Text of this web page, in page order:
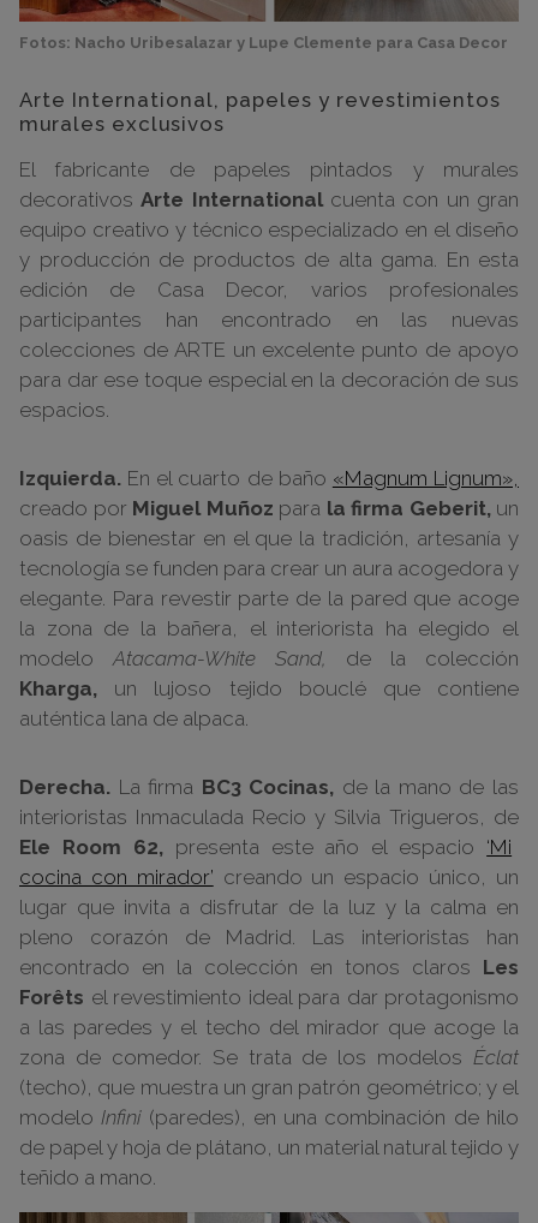
Fotos: Nacho Uribesalazar y Lupe Clemente para Casa Decor
Arte International, papeles y revestimientos
murales exclusivos
El fabricante de papeles pintados y murales
decorativosArte Internationalcuenta con un gran
equipo creativo y técnico especializado en el diseño
y producción de productos de alta gama. En esta
edición de Casa Decor, varios profesionales
participantes han encontrado en las nuevas
colecciones de ARTE un excelente punto de apoyo
para dar ese toque especial en la decoración de sus
espacios.
Izquierda. En el cuarto de baño «Magnum Lignum»,
creado por Miguel Muñoz para la firma Geberit,un
oasis de bienestar en el que la tradición, artesanía y
tecnología se funden para crear un aura acogedora y
elegante. Para revestir parte de la pared que acoge
la zona de la bañera, el interiorista ha elegido el
modeloAtacama-White Sand, de la colección
Kharga, un lujoso tejido bouclé que contiene
auténtica lana de alpaca.
Derecha. La firma BC3 Cocinas, de la mano de las
interioristas Inmaculada Recio y Silvia Trigueros, de
Ele Room 62,presenta este año el espacio ‘Mi
cocina con mirador’ creando un espacio único, un
lugar que invita a disfrutar de la luz y la calma en
pleno corazón de Madrid. Las interioristas han
encontrado en la colección en tonos claros Les
Forêts el revestimiento ideal para dar protagonismo
a las paredes y el techo del mirador que acoge la
zona de comedor. Se trata de los modelos Éclat
(techo), que muestra un gran patrón geométrico; y el
modeloInfini(paredes), en una combinación de hilo
de papel y hoja de plátano, un material natural tejido y
teñido a mano.